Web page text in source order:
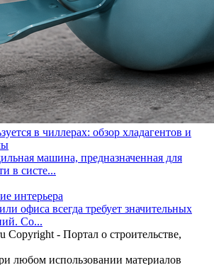
в чиллерах: обзор хладагентов и
машина, предназначенная для
в систе...
интерьера
офиса всегда требует значительных
Со...
Copyright - Портал о строительстве,
любом использовании материалов